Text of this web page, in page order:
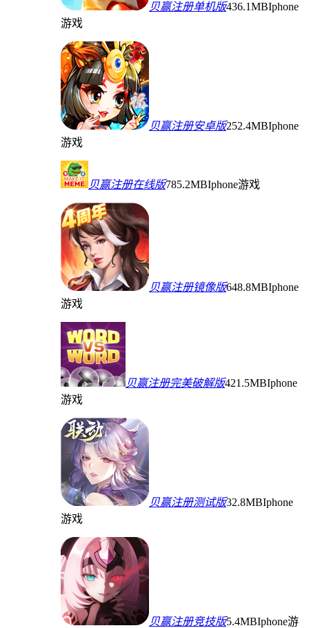
贝赢注册单机版436.1MBIphone
游戏
贝赢注册安卓版252.4MBIphone
游戏
贝赢注册在线版785.2MBIphone游戏
贝赢注册镜像版648.8MBIphone
游戏
贝赢注册完美破解版421.5MBIphone
游戏
贝赢注册测试版32.8MBIphone
游戏
贝赢注册竞技版5.4MBIphone游